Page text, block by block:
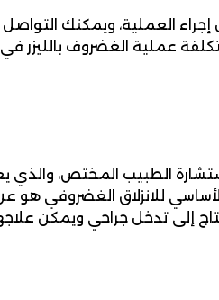
العملية، ويمكنك
عملية الغضروف بالليزر
الطبيب المختص،
للانزلاق الغضروفي هو
إلى تدخل جراحي ويمكن